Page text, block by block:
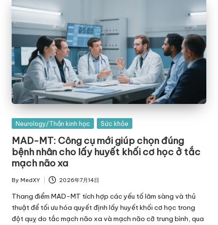
Posted
Neurology/Thần kinh học Sức khỏe
MAD-MT: Công cụ mới giúp chọn đúng
bệnh nhân cho lấy huyết khối cơ học ở tắc
mạch não xa
Posted
by
By MedXY 2026年7月14日
Thang điểm MAD-MT tích hợp các yếu tố lâm sàng và thủ
thuật để tối ưu hóa quyết định lấy huyết khối cơ học trong
đột quỵ do tắc mạch não xa và mạch não cỡ trung bình, qua